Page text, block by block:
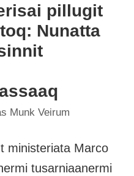
pillugit
Nunatta
Munk Veirum
ministeriata Marco
tusarniaanermi